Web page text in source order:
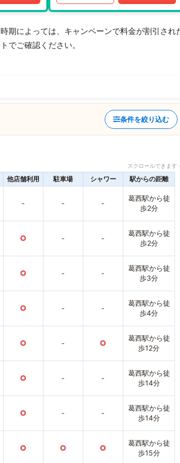
期によっては、キャンペーンで料金が割引され
でご確認ください。
条件を絞り込む
スクロールできま
他店舗利用 駐車場 シャワー 駅からの距離
- - -
葛西駅から徒
歩2分
○ - -
葛西駅から徒
歩2分
○ - -
葛西駅から徒
歩3分
○ - -
葛西駅から徒
歩4分
○ - ○
葛西駅から徒
歩12分
○ - -
葛西駅から徒
歩14分
○ - -
葛西駅から徒
歩14分
○ ○ ○
葛西駅から徒
歩15分